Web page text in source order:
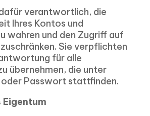
verantwortlich, die
Ihres Kontos und
wahren und den Zugriff auf
Sie verpflichten
für alle
übernehmen, die unter
oder Passwort stattfinden.
Eigentum